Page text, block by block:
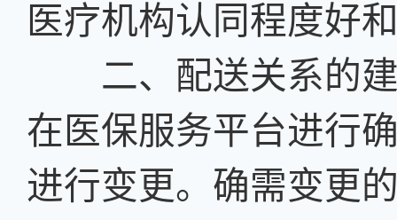
医疗机构认同程度好
二、配送关系的建
在医保服务平台进行
进行变更。确需变更